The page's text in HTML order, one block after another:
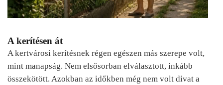
A kerítésen át
A kertvárosi kerítésnek régen egészen más szerepe volt,
mint manapság. Nem elsősorban elválasztott, inkább
összekötött. Azokban az időkben még nem volt divat a